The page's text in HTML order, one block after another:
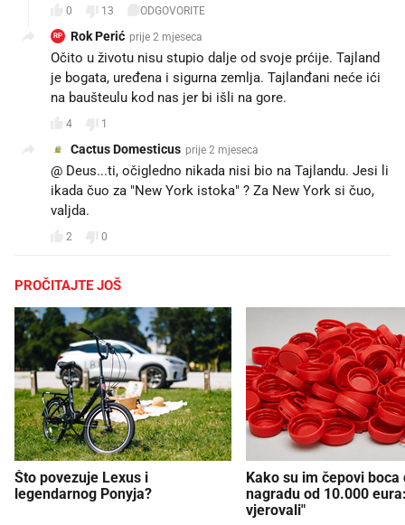
0 13 ODGOVORITE
RP Rok Perić prije 2 mjeseca
Očito u životu nisu stupio dalje od svoje prćije. Tajland
je bogata, uređena i sigurna zemlja. Tajlanđani neće ići
na baušteulu kod nas jer bi išli na gore.
4 1
Cactus Domesticus prije 2 mjeseca
@ Deus...ti, očigledno nikada nisi bio na Tajlandu. Jesi li
ikada čuo za "New York istoka" ? Za New York si čuo,
valjda.
2 0
PROČITAJTE JOŠ
Što povezuje Lexus i
legendarnog Ponyja?
Kako su im čepovi boca
nagradu od 10.000
vjerovali"